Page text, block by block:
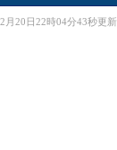
月20日22時04分43秒更新